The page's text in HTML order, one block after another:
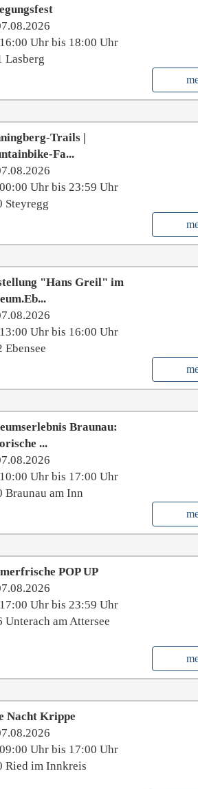
Uhr bis 18:00 Uhr
Lasberg
Trails |
Fa...
Uhr bis 23:59 Uhr
Steyregg
"Hans Greil" im
Uhr bis 16:00 Uhr
Ebensee
Braunau:
...
Uhr bis 17:00 Uhr
Braunau am Inn
POP UP
Uhr bis 23:59 Uhr
Unterach am Attersee
Nacht Krippe
Uhr bis 17:00 Uhr
Ried im Innkreis